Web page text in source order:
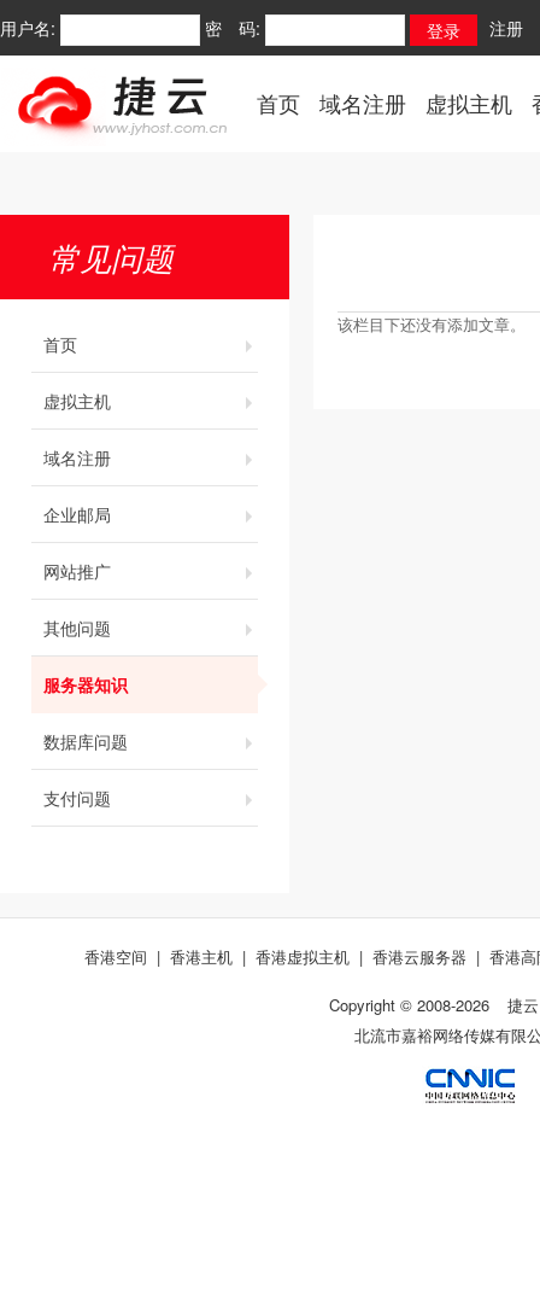
用户名: 密 码: 注册
首页 域名注册 虚拟主机
常见问题
首页
虚拟主机
域名注册
企业邮局
网站推广
其他问题
服务器知识
数据库问题
支付问题
该栏目下还没有添加文章。
香港空间 | 香港主机 | 香港虚拟主机 | 香港云服务器 | 香港
Copyright © 2008-2026
捷云
北流市嘉裕网络传媒有限